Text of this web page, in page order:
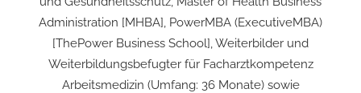
Administration [MHBA], PowerMBA (ExecutiveMBA)
[ThePower Business School], Weiterbilder und
Weiterbildungsbefugter für Facharztkompetenz
Arbeitsmedizin (Umfang: 36 Monate) sowie